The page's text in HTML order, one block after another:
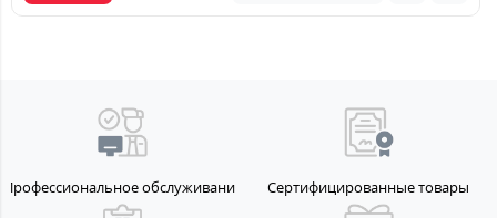
Профессиональное обслуживание Сертифицированные товары